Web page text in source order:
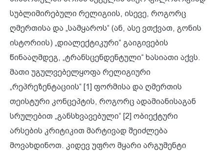
სუბლიმირებული რელიგიის, ისევე, როგორც
ღმერთისა და „სამყაროს“ (ან, ასე ვთქვათ, გონის
ისტორიის) „დიალექტიკური“ გაიგივების
წინააღმდეგ, „ტრანსცენდენტული“ ხასიათი აქვს.
მათი უგულვებელყოფა რელიგიური
„რეპრეზენტაციის“ [1] ფორმისა და ღმერთის
თეისტური კონცეპტის, როგორც ადამიანისაგან
სრულებით „განსხვავებული“ [2] ობიექტური
არსების კრიტიკით მარტივად შეიძლება
მოვახდინოთ. კიდევ უფრო მყარი არგუმენტი